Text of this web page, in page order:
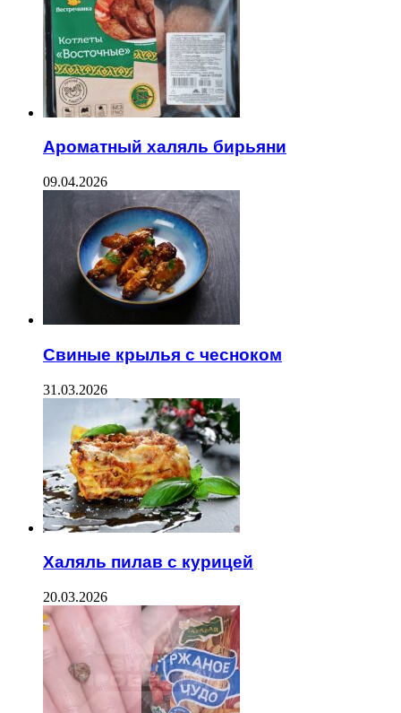
Ароматный халяль бирьяни
09.04.2026
Свиные крылья с чесноком
31.03.2026
Халяль пилав с курицей
20.03.2026